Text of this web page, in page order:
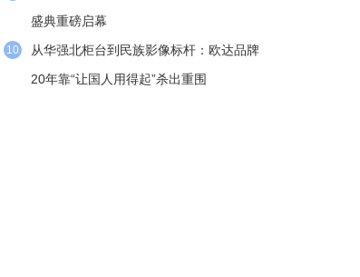
盛典重磅启幕
10
从华强北柜台到民族影像标杆：欧达品牌
20年靠“让国人用得起”杀出重围